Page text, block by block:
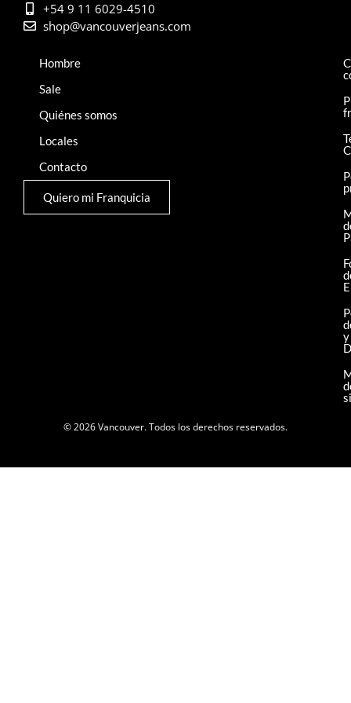
+54 9 11 6029-4510
shop@vancouverjeans.com
Hombre
Sale
Quiénes somos
Locales
Contacto
Quiero mi Franquicia
y
© 2026 Vancouver. Todos los derechos reservados.